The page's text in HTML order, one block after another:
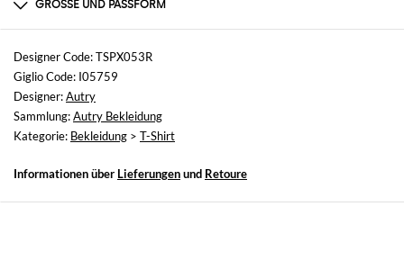
GRÖSSE UND PASSFORM
Größen
nicht verfügbar
Größe und Passform
Normale Passform
Designer Code: TSPX053R
Giglio Code: I05759
Designer:Autry
Sammlung:Autry Bekleidung
Kategorie: Bekleidung > T-Shirt
Informationen über Lieferungenund Retoure